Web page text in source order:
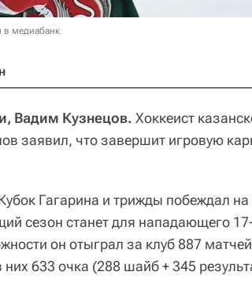
в медиабанк
Вадим Кузнецов. Хоккеист
заявил, что завершит игровую
Гагарина и трижды побеждал на
сезон станет для нападающего
он отыграл за клуб 887
633 очка (288 шайб + 345